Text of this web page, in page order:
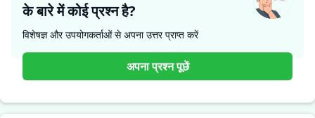
के बारे में कोई प्रश्न है?
विशेषज्ञ और उपयोगकर्ताओं से अपना उत्तर प्राप्त करें
अपना प्रश्न पूछें